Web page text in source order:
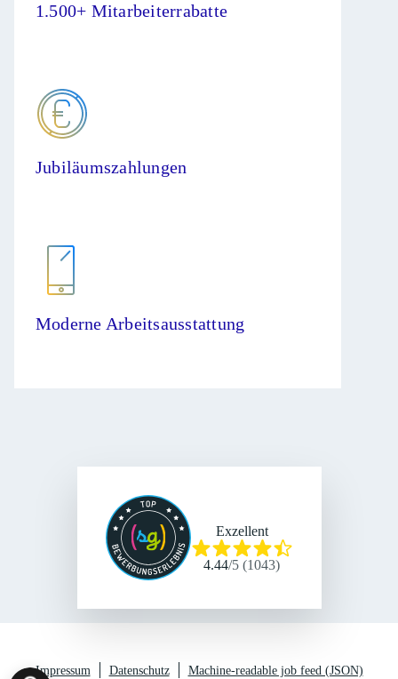
1.500+ Mitarbeiterrabatte
Jubiläumszahlungen
Moderne Arbeitsausstattung
Exzellent
4.44/5 (1043)
Impressum Datenschutz Machine-readable job feed (JSON)